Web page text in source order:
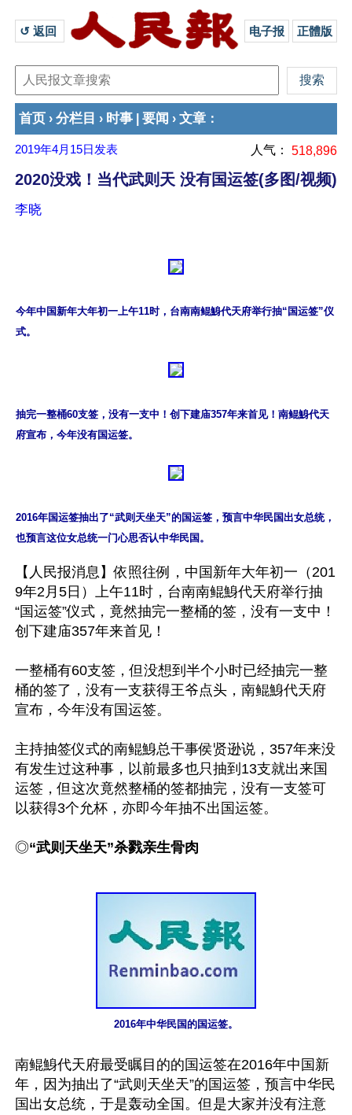
↺ 返回 电子报 正體版
首页 › 分栏目 › 时事 要闻 › 文章 ：
2019年4月15日 发表 人气： 518,896
2020没戏！当代武则天 没有国运签(多图/视频)
李晓
今年中国新年大年初一上午11时，台南南鲲鯓代天府举行抽“国运签”仪
式。
抽完一整桶60支签，没有一支中！创下建庙357年来首见！南鲲鯓代天
府宣布，今年没有国运签。
2016年国运签抽出了“武则天坐天”的国运签，预言中华民国出女总统，
也预言这位女总统一门心思否认中华民国。
【人民报消息】依照往例，中国新年大年初一（201
9年2月5日）上午11时，台南南鲲鯓代天府举行抽
“国运签”仪式，竟然抽完一整桶的签，没有一支中！
创下建庙357年来首见！
一整桶有60支签，但没想到半个小时已经抽完一整
桶的签了，没有一支获得王爷点头，南鲲鯓代天府
宣布，今年没有国运签。
主持抽签仪式的南鲲鯓总干事侯贤逊说，357年来没
有发生过这种事，以前最多也只抽到13支就出来国
运签，但这次竟然整桶的签都抽完，没有一支签可
以获得3个允杯，亦即今年抽不出国运签。
◎“武则天坐天”杀戮亲生骨肉
2016年中华民国的国运签。
南鲲鯓代天府最受瞩目的的国运签在2016年中国新
年，因为抽出了“武则天坐天”的国运签，预言中华民
国出女总统，于是轰动全国。但是大家并没有注意